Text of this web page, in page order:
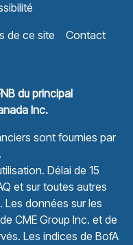
de ce site Contact
du principal
Inc.
sont fournies par
Délai de 15
et sur toutes autres
données sur les
CME Group Inc. et de
Les indices de BofA